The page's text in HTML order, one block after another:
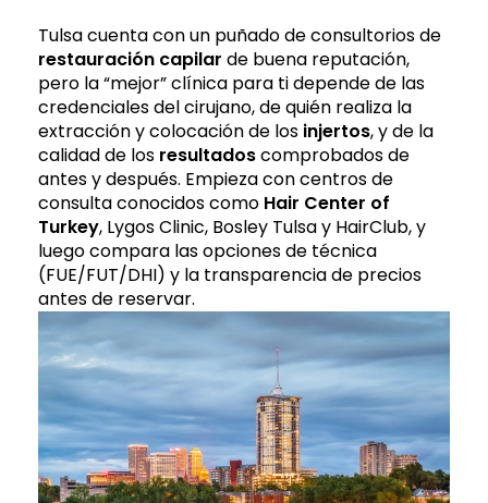
Tulsa cuenta con un puñado de consultorios de
restauración capilar de buena reputación,
pero la “mejor” clínica para ti depende de las
credenciales del cirujano, de quién realiza la
extracción y colocación de los injertos, y de la
calidad de los resultadoscomprobados de
antes y después. Empieza con centros de
consulta conocidos como Hair Center of
Turkey, Lygos Clinic, Bosley Tulsa y HairClub, y
luego compara las opciones de técnica
(FUE/FUT/DHI) y la transparencia de precios
antes de reservar.